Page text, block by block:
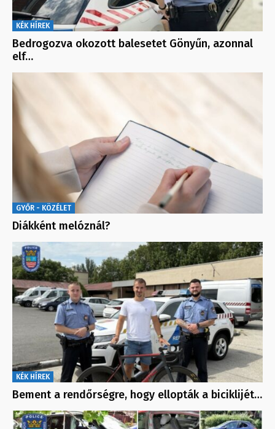
KÉK HÍREK
Bedrogozva okozott balesetet Gönyűn, azonnal
elf…
GYŐR - KÖZÉLET
Diákként melóznál?
KÉK HÍREK
Bement a rendőrségre, hogy ellopták a biciklijét…